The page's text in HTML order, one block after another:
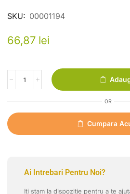
SKU: 00001194
66,87 lei
OR
Cumpara
Ai Intrebari Pentru Noi?
Iti stam la dispozitie pentru a te